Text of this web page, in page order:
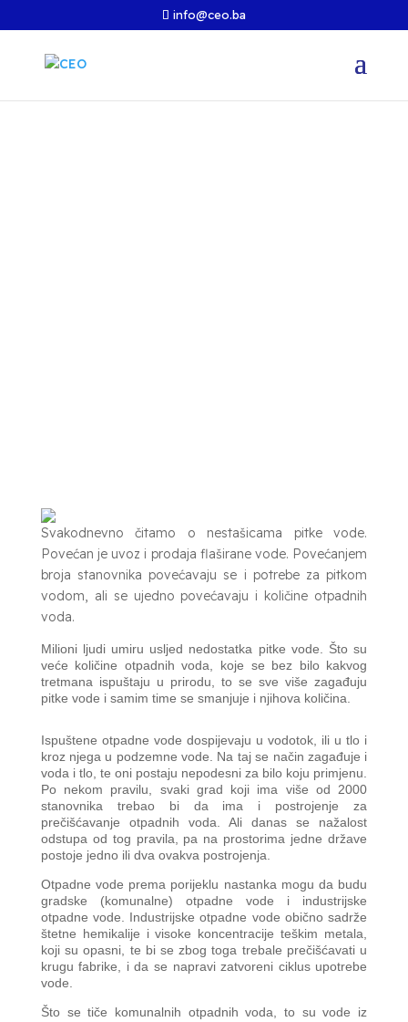
info@ceo.ba
Svakodnevno čitamo o nestašicama pitke vode.
Povećan je uvoz i prodaja flaširane vode. Povećanjem
broja stanovnika povećavaju se i potrebe za pitkom
vodom, ali se ujedno povećavaju i količine otpadnih
voda.
Milioni ljudi umiru usljed nedostatka pitke vode. Što su
veće količine otpadnih voda, koje se bez bilo kakvog
tretmana ispuštaju u prirodu, to se sve više zagađuju
pitke vode i samim time se smanjuje i njihova količina.
Ispuštene otpadne vode dospijevaju u vodotok, ili u tlo i
kroz njega u podzemne vode. Na taj se način zagađuje i
voda i tlo, te oni postaju nepodesni za bilo koju primjenu.
Po nekom pravilu, svaki grad koji ima više od 2000
stanovnika trebao bi da ima i postrojenje za
prečišćavanje otpadnih voda. Ali danas se nažalost
odstupa od tog pravila, pa na prostorima jedne države
postoje jedno ili dva ovakva postrojenja.
Otpadne vode prema porijeklu nastanka mogu da budu
gradske (komunalne) otpadne vode i industrijske
otpadne vode. Industrijske otpadne vode obično sadrže
štetne hemikalije i visoke koncentracije teškim metala,
koji su opasni, te bi se zbog toga trebale prečišćavati u
krugu fabrike, i da se napravi zatvoreni ciklus upotrebe
vode.
Što se tiče komunalnih otpadnih voda, to su vode iz